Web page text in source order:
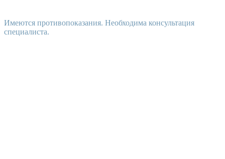
Имеются противопоказания. Необходима консультация
специалиста.